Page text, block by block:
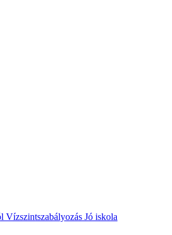
Vízszintszabályozás Jó iskola